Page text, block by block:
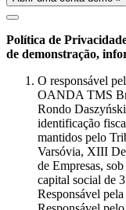
Política de
de demonstração,
O responsável
OANDA TMS
Rondo
identificação
mantidos pelo
Varsóvia, XIII
de Empresas,
capital social de
Responsável